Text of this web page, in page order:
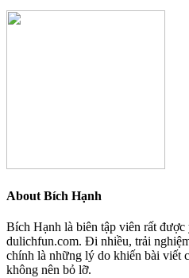
About Bích Hạnh
Bích Hạnh là biên tập viên rất được
dulichfun.com. Đi nhiều, trải
chính là những lý do khiến bài viết
không nên bỏ lỡ.